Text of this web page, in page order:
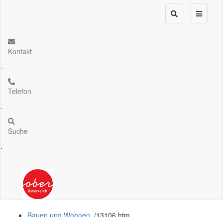
Kontakt
.
Telefon
.
Suche
.
Bauen und Wohnen ./13106.htm